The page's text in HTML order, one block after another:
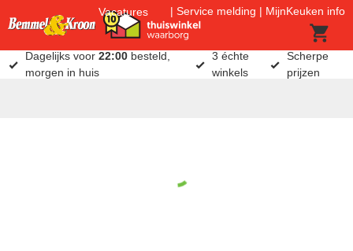
Vacatures Service melding MijnKeuken info
Dagelijks voor22:00 besteld,
morgen in huis
3 échte
winkels
Scherpe
prijzen